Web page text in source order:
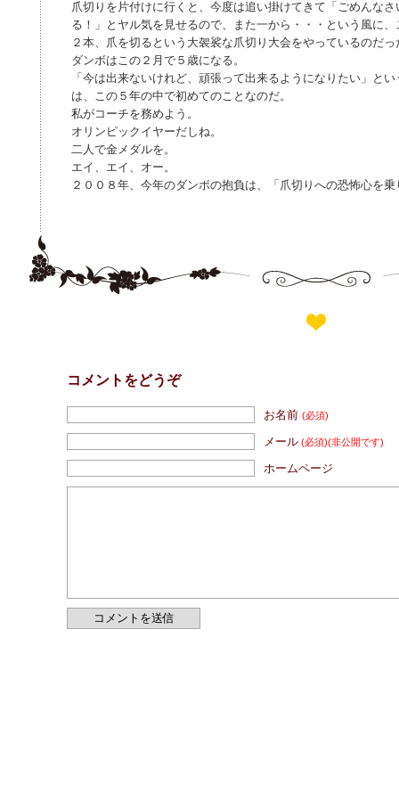
爪切りを片付けに行くと、今度は追い掛けてきて「ごめんな
る！」とヤル気を見せるので、また一から・・・という風に
２本、爪を切るという大袈裟な爪切り大会をやっているのだっ
ダンボはこの２月で５歳になる。
「今は出来ないけれど、頑張って出来るようになりたい」と
は、この５年の中で初めてのことなのだ。
私がコーチを務めよう。
オリンピックイヤーだしね。
二人で金メダルを。
エイ、エイ、オー。
２００８年、今年のダンボの抱負は、「爪切りへの恐怖心を
コメントをどうぞ
お名前(必須)
メール (必須)(非公開です)
ホームページ